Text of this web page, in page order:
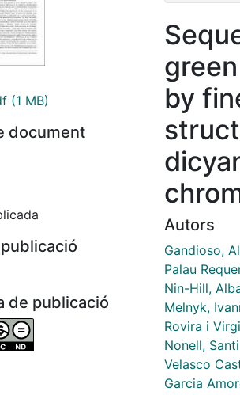
(1 MB)
document
de publicació
by
Autors
Gandioso,
Palau
Nin-Hill,
Melnyk,
Rovira i
Nonell, Santi
Velasco
Garcia